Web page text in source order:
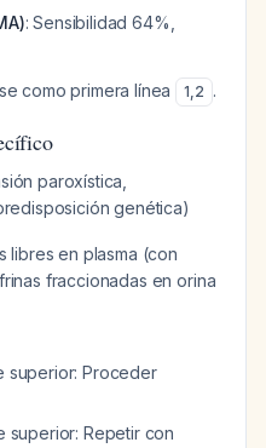
: Sensibilidad 64%,
como primera línea
1,2 .
paroxística,
genética)
libres en plasma (con
fraccionadas en orina
superior: Proceder
superior: Repetir con